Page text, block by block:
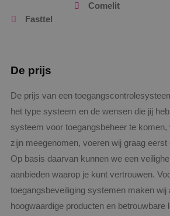
Fasttel
Comelit
De prijs
De prijs van een
het type systeem en de wensen die jij
systeem voor toegangsbeheer te komen,
zijn meegenomen, voeren wij graag
Op basis daarvan kunnen we een
aanbieden waarop je kunt vertrouwen.
toegangsbeveiliging systemen maken wij
hoogwaardige producten en betrouwbare
VISITOR_PRIVACY_METADATA